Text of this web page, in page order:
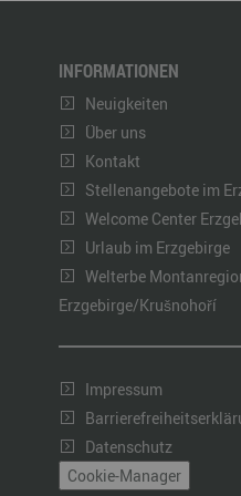
INFORMATIONEN
Neuigkeiten
Über uns
Kontakt
Stellenangebote im
Welcome Center
Urlaub im Erzgebirge
Welterbe
Erzgebirge/Krušnohoří
Impressum
Datenschutz
Cookie-Manager